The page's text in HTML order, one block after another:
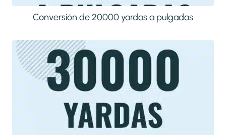
Conversión de 20000 yardas a pulgadas